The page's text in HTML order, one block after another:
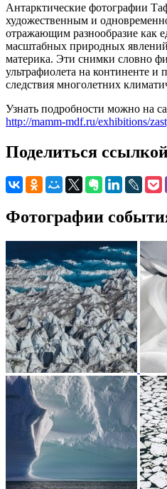
Антарктические фотографии
художественным и
отражающим разнообразие как
масштабных природных
материка. Эти снимки словно
ультрафиолета на континенте
следствия многолетних
Узнать подробности можно на
http://mamm-mdf.ru/exhibitions/
Поделиться
Фотографии